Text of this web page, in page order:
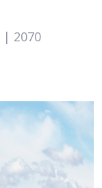
| 2070